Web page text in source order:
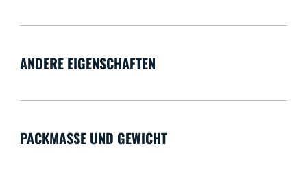
ANDERE EIGENSCHAFTEN
PACKMASSE UND GEWICHT